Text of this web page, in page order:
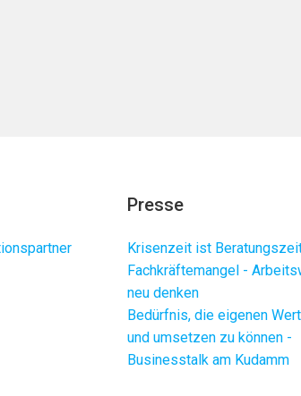
Presse
Krisenzeit ist
Fachkräftemangel -
neu denken
Bedürfnis, die eigenen
und umsetzen zu können -
Businesstalk am Kudamm